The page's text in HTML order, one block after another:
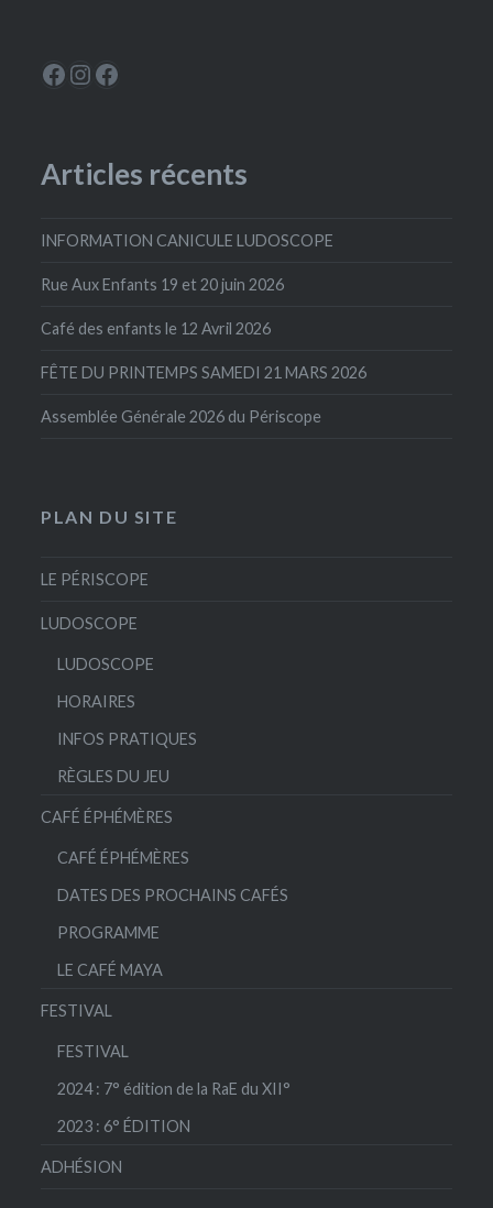
Le Périscope
Instagram
La Ludoscope
Articles récents
INFORMATION CANICULE LUDOSCOPE
Rue Aux Enfants 19 et 20 juin 2026
Café des enfants le 12 Avril 2026
FÊTE DU PRINTEMPS SAMEDI 21 MARS 2026
Assemblée Générale 2026 du Périscope
PLAN DU SITE
LE PÉRISCOPE
LUDOSCOPE
LUDOSCOPE
HORAIRES
INFOS PRATIQUES
RÈGLES DU JEU
CAFÉ ÉPHÉMÈRES
CAFÉ ÉPHÉMÈRES
DATES DES PROCHAINS CAFÉS
PROGRAMME
LE CAFÉ MAYA
FESTIVAL
FESTIVAL
2024 : 7° édition de la RaE du XII°
2023 : 6° ÉDITION
ADHÉSION